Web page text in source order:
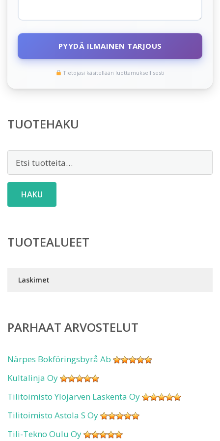
PYYDÄ ILMAINEN TARJOUS
Tietojasi käsitellään luottamuksellisesti
TUOTEHAKU
HAKU
TUOTEALUEET
Laskimet
PARHAAT ARVOSTELUT
Närpes Bokföringsbyrå Ab
Kultalinja Oy
Tilitoimisto Ylöjärven Laskenta Oy
Tilitoimisto Astola S Oy
Tili-Tekno Oulu Oy